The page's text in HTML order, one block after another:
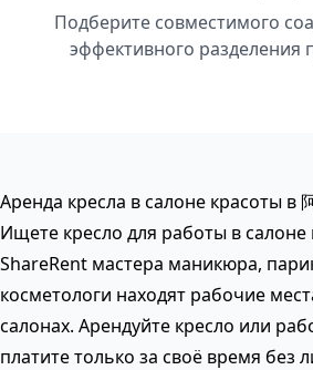
Подберите совместимого
эффективного разделения
Аренда кресла в салоне красоты в
Ищете кресло для работы в салоне
ShareRent мастера маникюра,
косметологи находят рабочие
салонах. Арендуйте кресло или
платите только за своё время без